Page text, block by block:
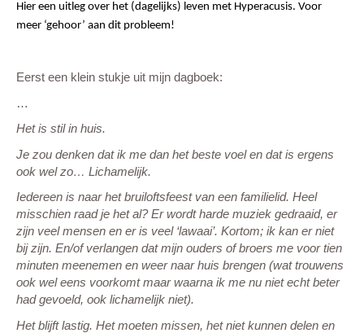
Hier een uitleg over het (dagelijks) leven met Hyperacusis. Voor
meer ‘gehoor’ aan dit probleem!
Eerst een klein stukje uit mijn dagboek:
…
Het is stil in huis.
Je zou denken dat ik me dan het beste voel en dat is ergens
ook wel zo… Lichamelijk.
Iedereen is naar het bruiloftsfeest van een familielid. Heel
misschien raad je het al? Er wordt harde muziek gedraaid, er
zijn veel mensen en er is veel ‘lawaai’. Kortom; ik kan er niet
bij zijn. En/of verlangen dat mijn ouders of broers me voor tien
minuten meenemen en weer naar huis brengen (wat trouwens
ook wel eens voorkomt maar waarna ik me nu niet echt beter
had gevoeld, ook lichamelijk niet).
Het blijft lastig. Het moeten missen, het niet kunnen delen en